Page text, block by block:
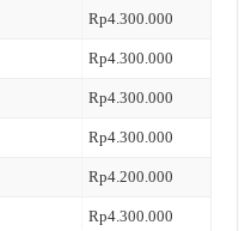
Rp4.300.000
Rp4.300.000
Rp4.300.000
Rp4.300.000
Rp4.200.000
Rp4.300.000